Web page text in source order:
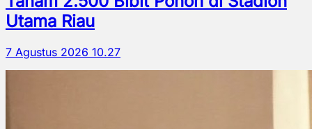
Utama Riau
7 Agustus 2026 10.27